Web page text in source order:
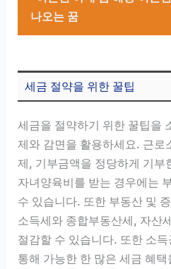
나오는 꿈
세금 절약을 위한 꿀팁
세금을 절약하기 위한 꿀팁을
제와 감면을 활용하세요. 근로
제, 기부금액을 정당하게 기부
자녀양육비를 받는 경우에는
수 있습니다. 또한 부동산 및
소득세와 종합부동산세, 자산
절감할 수 있습니다. 또한 소
통해 가능한 한 많은 세금 혜